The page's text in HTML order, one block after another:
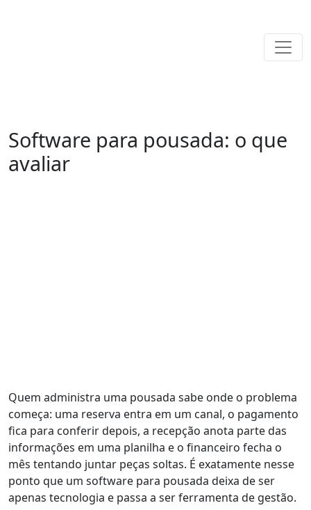
Software para pousada: o que
avaliar
Quem administra uma pousada sabe onde o problema
começa: uma reserva entra em um canal, o pagamento
fica para conferir depois, a recepção anota parte das
informações em uma planilha e o financeiro fecha o
mês tentando juntar peças soltas. É exatamente nesse
ponto que um software para pousada deixa de ser
apenas tecnologia e passa a ser ferramenta de gestão.